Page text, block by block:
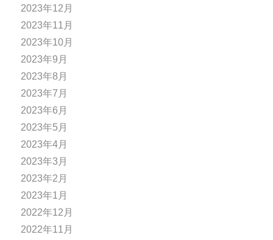
2023年12月
2023年11月
2023年10月
2023年9月
2023年8月
2023年7月
2023年6月
2023年5月
2023年4月
2023年3月
2023年2月
2023年1月
2022年12月
2022年11月